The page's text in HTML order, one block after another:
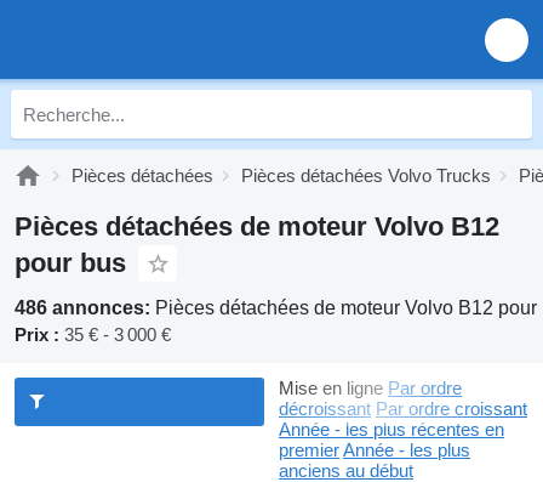
Pièces détachées Pièces détachées Volvo Trucks
Pièces détachées de moteur Volvo B12
pour bus
486 annonces: Pièces détachées de moteur Volvo B12 pour
Prix : 35 € - 3 000 €
Mise en ligne Par ordre
décroissant Par ordre croissant
Année - les plus récentes en
premierAnnée - les plus
anciens au début